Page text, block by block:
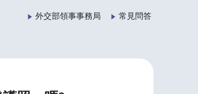
外交部領事事務局 常見問答